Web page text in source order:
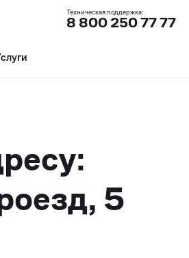
Техническая поддержка:
8 800 250 77 77
5